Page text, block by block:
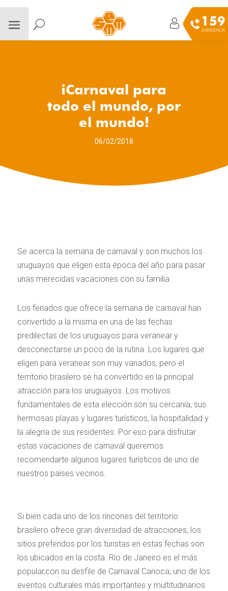
159
EMERGENCIA
¡Carnaval para
todo el mundo, por
el mundo!
06/02/2018
Se acerca la semana de carnaval y son muchos los
uruguayos que eligen esta época del año para pasar
unas merecidas vacaciones con su familia.
Los feriados que ofrece la semana de carnaval han
convertido a la misma en una de las fechas
predilectas de los uruguayos para veranear y
desconectarse un poco de la rutina. Los lugares que
eligen para veranear son muy variados, pero el
territorio brasilero se ha convertido en la principal
atracción para los uruguayos. Los motivos
fundamentales de esta elección son su cercanía, sus
hermosas playas y lugares turísticos, la hospitalidad y
la alegría de sus residentes. Por eso para disfrutar
estas vacaciones de carnaval queremos
recomendarte algunos lugares turísticos de uno de
nuestros países vecinos.
Si bien cada uno de los rincones del territorio
brasilero ofrece gran diversidad de atracciones, los
sitios preferidos por los turistas en estas fechas son
los ubicados en la costa. Río de Janeiro es el más
popular,con su desfile de Carnaval Carioca; uno de los
eventos culturales más importantes y multitudinarios